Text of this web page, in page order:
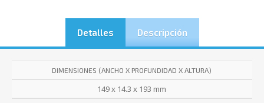
Detalles Descripción
DIMENSIONES (ANCHO X PROFUNDIDAD X ALTURA)
149 x 14.3 x 193 mm